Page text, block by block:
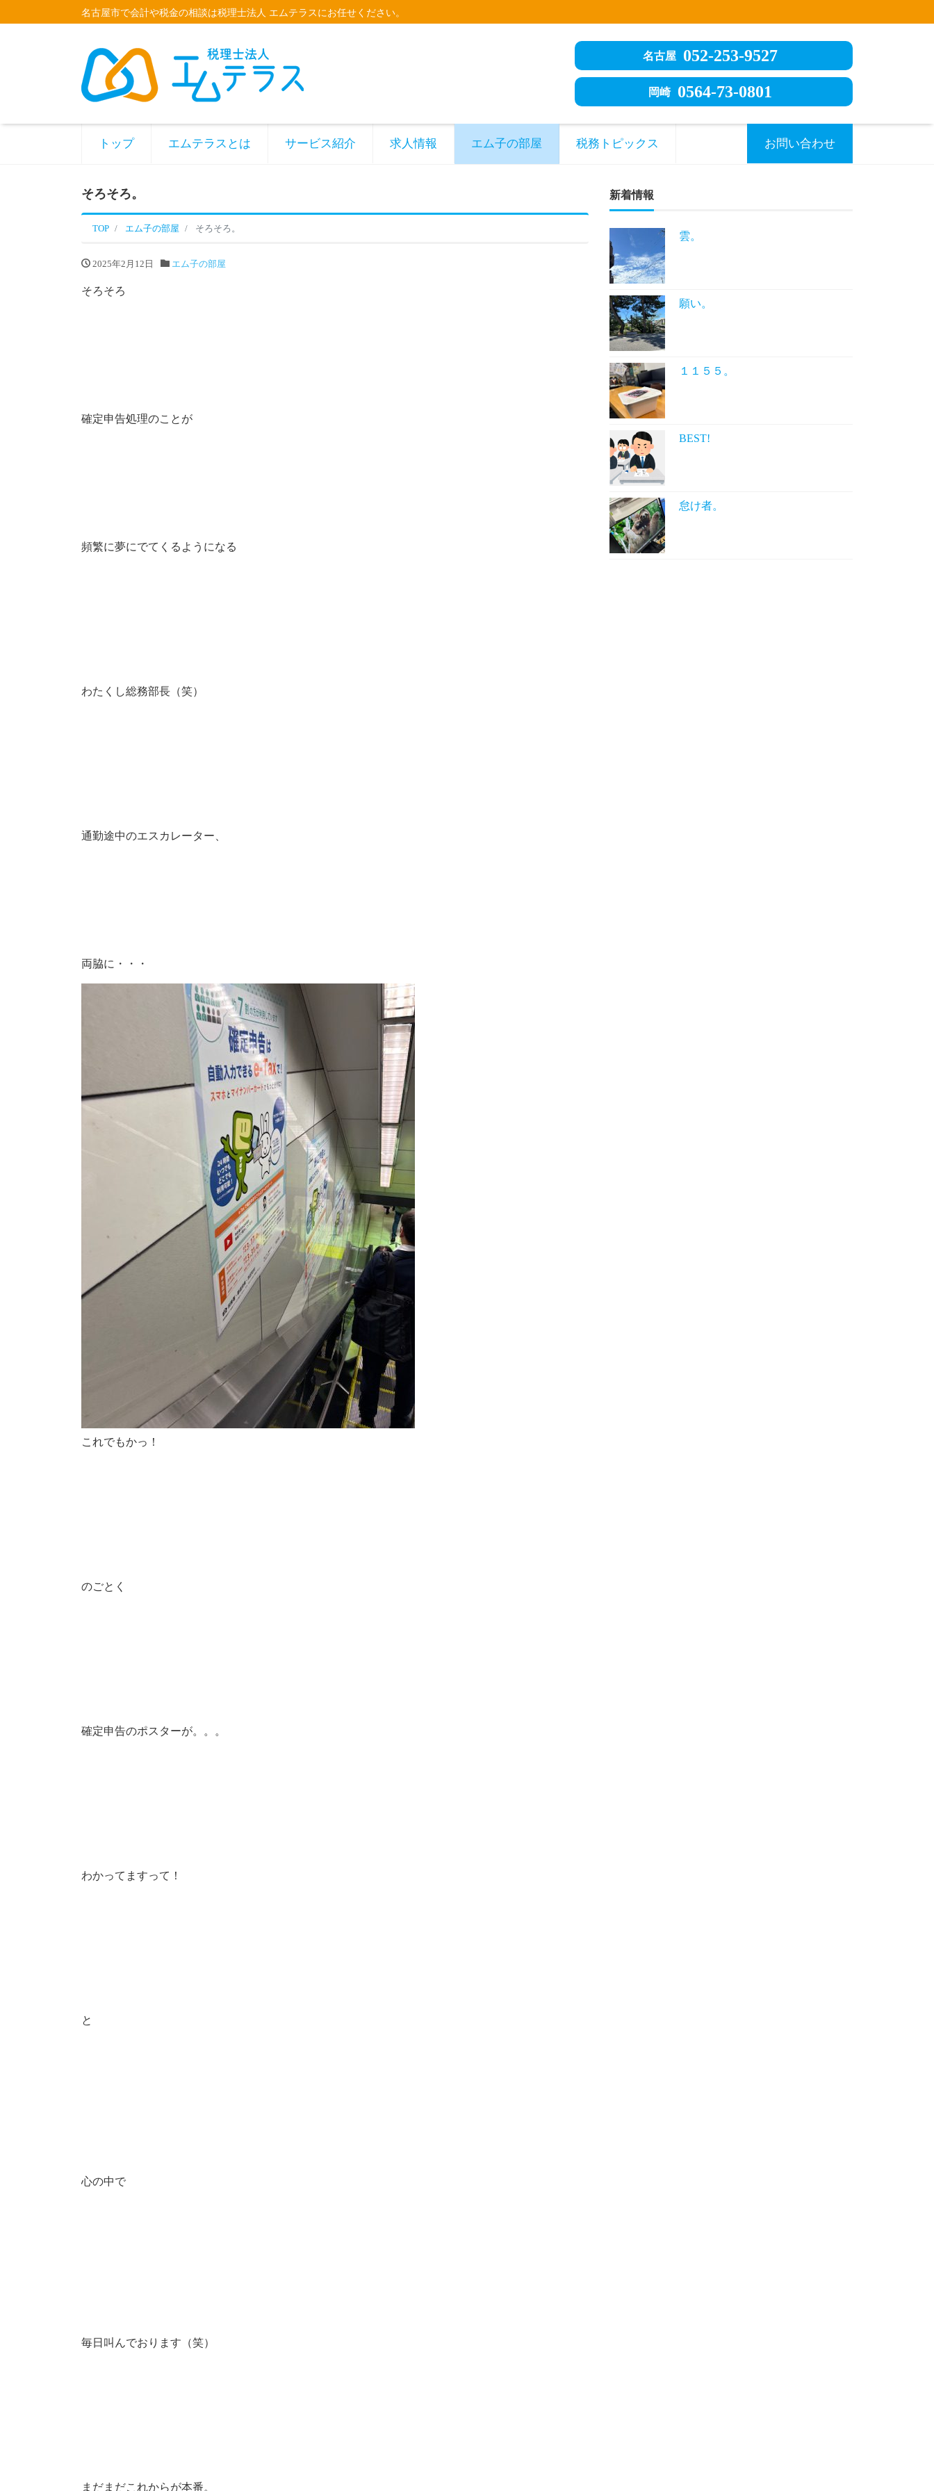
名古屋市で会計や税金の相談は税理士法人 エムテラスにお任せください。
名古屋 052-253-9527
岡崎 0564-73-0801
トップ エムテラスとは サービス紹介 求人情報 エム子の部屋 税務トピックス お問い合わせ
そろそろ。
TOP エム子の部屋 そろそろ。
2025年2月12日 エム子の部屋
そろそろ
確定申告処理のことが
頻繁に夢にでてくるようになる
わたくし総務部長（笑）
通勤途中のエスカレーター、
両脇に・・・
これでもかっ！
のごとく
確定申告のポスターが。。。
わかってますって！
と
心の中で
毎日叫んでおります（笑）
まだまだこれからが本番。
新着情報
雲。
願い。
１１５５。
BEST!
怠け者。